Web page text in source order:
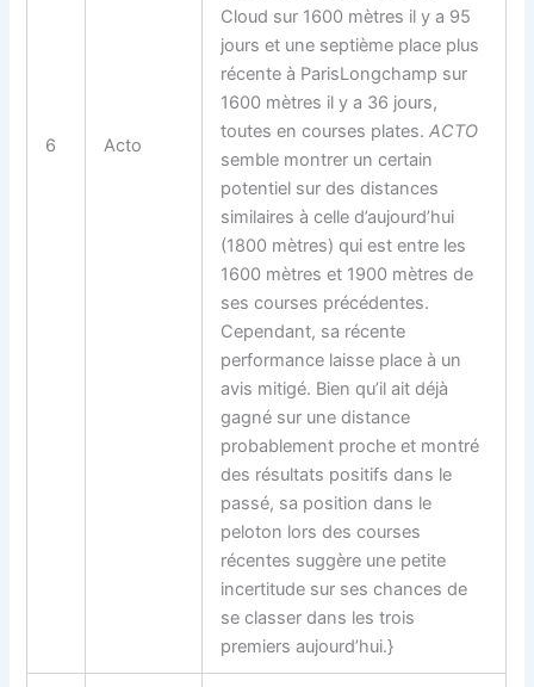
6 Acto
Cloud sur 1600 mètres il y a 95
jours et une septième place plus
récente à ParisLongchamp sur
1600 mètres il y a 36 jours,
toutes en courses plates.ACTO
semble montrer un certain
potentiel sur des distances
similaires à celle d’aujourd’hui
(1800 mètres) qui est entre les
1600 mètres et 1900 mètres de
ses courses précédentes.
Cependant, sa récente
performance laisse place à un
avis mitigé. Bien qu’il ait déjà
gagné sur une distance
probablement proche et montré
des résultats positifs dans le
passé, sa position dans le
peloton lors des courses
récentes suggère une petite
incertitude sur ses chances de
se classer dans les trois
premiers aujourd’hui.}